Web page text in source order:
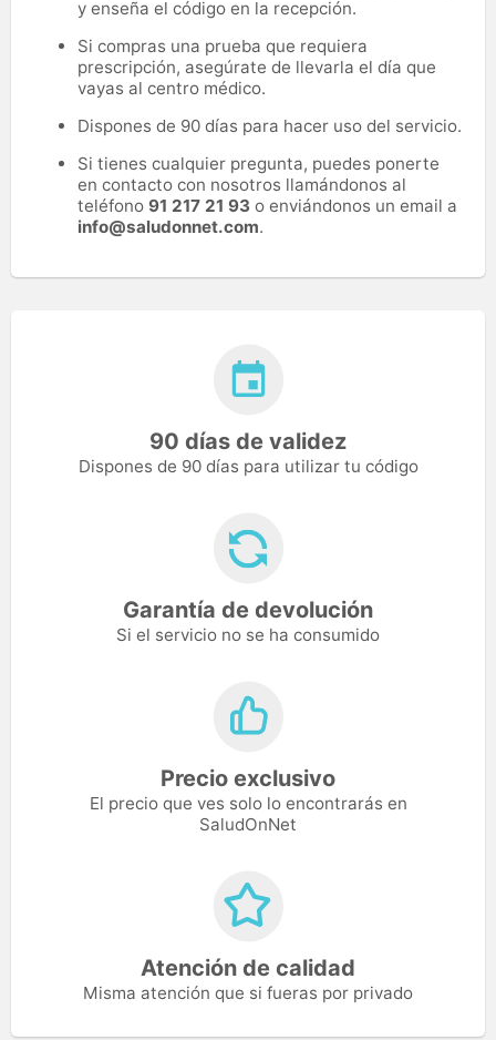
y enseña el código en la recepción.
Si compras una prueba que requiera
prescripción, asegúrate de llevarla el día que
vayas al centro médico.
Dispones de 90 días para hacer uso del servicio.
Si tienes cualquier pregunta, puedes ponerte
en contacto con nosotros llamándonos al
teléfono 91 217 21 93 o enviándonos un email a
info@saludonnet.com.
90 días de validez
Dispones de 90 días para utilizar tu código
Garantía de devolución
Si el servicio no se ha consumido
Precio exclusivo
El precio que ves solo lo encontrarás en
SaludOnNet
Atención de calidad
Misma atención que si fueras por privado